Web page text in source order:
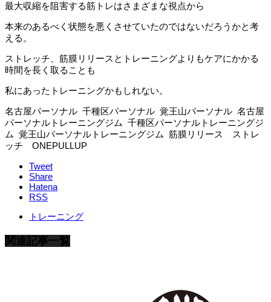
最大収縮を阻害する筋トレはさまざまな視点から
本来のあるべく状態を悪くさせていたのではないだろうかと考
える。
ストレッチ、筋膜リリースとトレーニングよりもケアにかかる
時間を長く取ることも
私にあったトレーニングかもしれない。
名古屋パーソナル 千種区パーソナル 覚王山パーソナル 名古屋
パーソナルトレーニングジム 千種区パーソナルトレーニングジ
ム 覚王山パーソナルトレーニングジム 筋膜リリース ストレ
ッチ ONEPULLUP
Tweet
Share
Hatena
RSS
トレーニング
関連記事一覧